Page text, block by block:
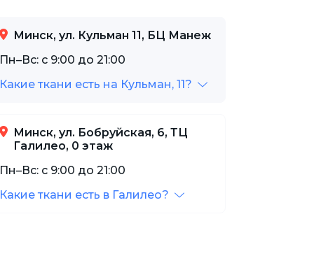
Минск, ул. Кульман 11, БЦ Манеж
Пн–Вс: с 9:00 до 21:00
Какие ткани есть на Кульман, 11?
Минск, ул. Бобруйская, 6, ТЦ
Галилео, 0 этаж
Пн–Вс: с 9:00 до 21:00
Какие ткани есть в Галилео?